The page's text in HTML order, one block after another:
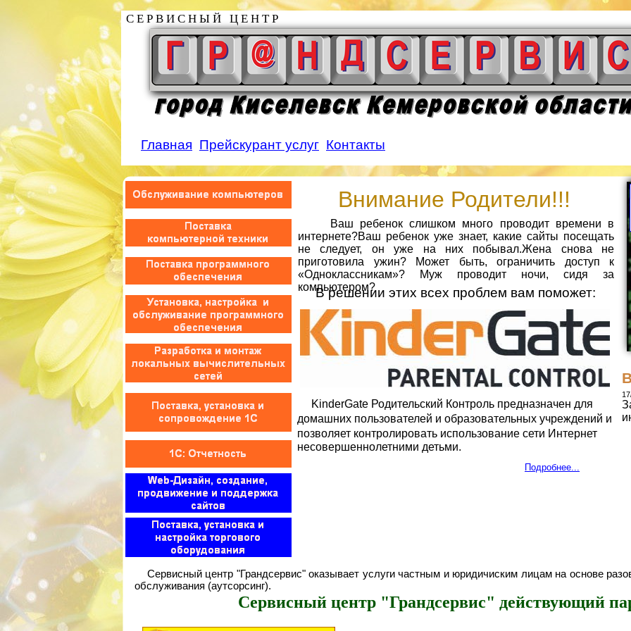
С Е Р В И С Н Ы Й Ц Е Н Т Р
Главная Прейскурант услуг Контакты
Сервисный центр "Грандсервис" оказывает услуги частным и юридичиским лицам на основе
обслуживания (аутсорсинг).
Сервисный центр "Грандсервис" действующий
KinderGate Родительский Контроль предназначен для
домашних пользователей и образовательных учреждений и
позволяет контролировать использование сети Интернет
несовершеннолетними детьми.
Внимание Родители!!!
Ваш ребенок слишком много проводит времени в
интернете?Ваш ребенок уже знает, какие сайты посещать
не следует, он уже на них побывал.Жена снова не
приготовила ужин? Может быть, ограничить доступ к
«Одноклассникам»? Муж проводит ночи, сидя за
компьютером?
В решении этих всех проблем вам поможет:
Подробнее...